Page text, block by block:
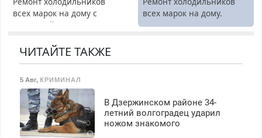
премия. Возможно
бесплатное обучение,
получение документов,
безопасности с з/п до
всех марок на дому с
гарантией. Замена
Недорого. Без выходных.
всех марок на дому.
ЧИТАЙТЕ ТАКЖЕ
5 Авг, КРИМИНАЛ
В Дзержинском районе 34-
летний волгоградец ударил
ножом знакомого